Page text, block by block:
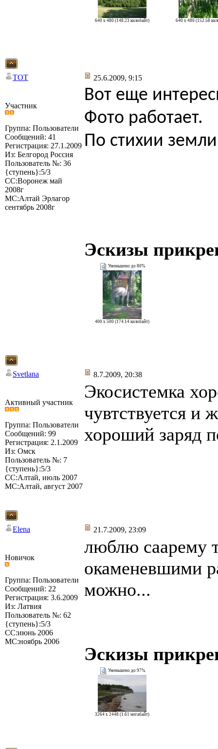
640 x 480 (148.23 килобайт) 640 x 480 (152.58
TOT 25.6.2009, 9:15
Участник
Группа: Пользователи
Сообщений: 41
Регистрация: 27.1.2009
Из: Белгород Россия
Пользователь №: 36
{ступень}:5/3
СС:Воронеж май
2008г
МС:Алтай Эрлагор
сентябрь 2008г
Вот еще
Фото работает.
По стихии
Эскизы
Уменьшено до 80%
400 x 500 (174.14 килобайт)
Svetlana 8.7.2009, 20:38
Активный участник
Группа: Пользователи
Сообщений: 99
Регистрация: 2.1.2009
Из: Омск
Пользователь №: 7
{ступень}:5/3
СС:Алтай, июль 2007
МС:Алтай, август 2007
Экосистемка
чувтствуется и
хороший заряд
Elena 21.7.2009, 23:09
Новичок
Группа: Пользователи
Сообщений: 22
Регистрация: 3.6.2009
Из: Латвия
Пользователь №: 62
{ступень}:5/3
СС:июнь 2006
МС:ноябрь 2006
люблю саарему
окаменевшими
можно...
Эскизы
Уменьшено до 97%
3264 x 2448 (1.61 мегабайт)